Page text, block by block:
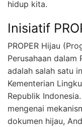
hidup kita.
Inisiatif
PROPER Hijau
Perusahaan dalam
adalah salah satu
Kementerian
Republik
mengenai
dokumen hijau,